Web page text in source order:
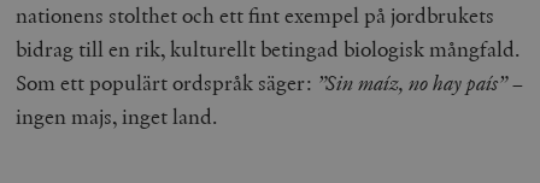
nationens stolthet och ett fint exempel på jordbrukets
bidrag till en rik, kulturellt betingad biologisk mångfald.
Som ett populärt ordspråk säger: ”Sin maíz, no hay país”–
ingen majs, inget land.